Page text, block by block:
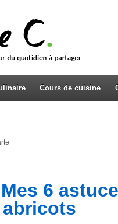
Cours de cuisine
6